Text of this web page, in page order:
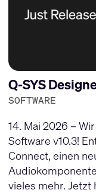
Q-SYS
SOFTWARE
14. Mai 2026 –
Software v10.3!
Connect, einen
vieles mehr. Jetzt